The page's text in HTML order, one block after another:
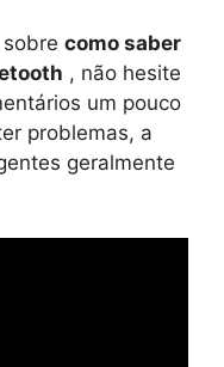
como saber
, não hesite
um pouco
problemas, a
geralmente